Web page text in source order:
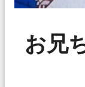
お兄